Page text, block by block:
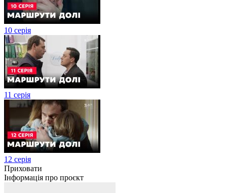
10 серія
11 серія
12 серія
Приховати
Інформація про проєкт